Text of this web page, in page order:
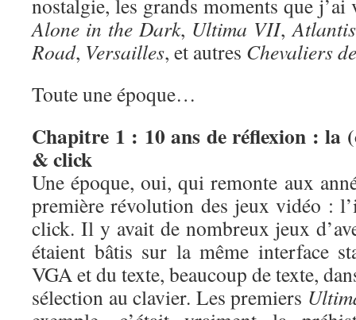
nostalgie, les grands moments que
Alone in the Dark, Ultima VII,Atlantis
Road, Versailles, et autres Chevaliers
Toute une époque…
Chapitre 1 : 10 ans de réflexion : la
& click
Une époque, oui, qui remonte aux
première révolution des jeux vidéo :
click. Il y avait de nombreux jeux
étaient bâtis sur la même interface
VGA et du texte, beaucoup de texte,
sélection au clavier. Les premiers